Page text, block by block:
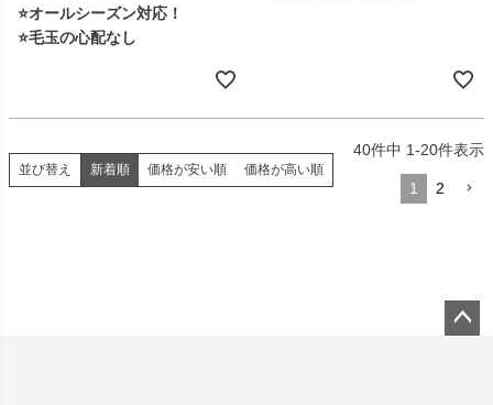
⭐オールシーズン対応！
⭐毛玉の心配なし
並び替え 新着順 価格が安い順 価格が高い順
40件中 1-20件表示
1 2